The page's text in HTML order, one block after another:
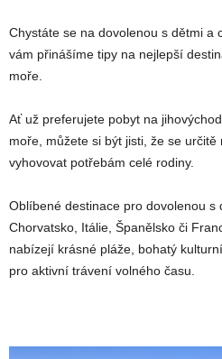
Chystáte se na dovolenou s dětmi a
vám přinášíme tipy na nejlepší
moře.
Ať už preferujete pobyt na
moře, můžete si být jisti, že se
vyhovovat potřebám celé rodiny.
Oblíbené destinace pro dovolenou s
Chorvatsko, Itálie, Španělsko či
nabízejí krásné pláže, bohatý
pro aktivní trávení volného času.